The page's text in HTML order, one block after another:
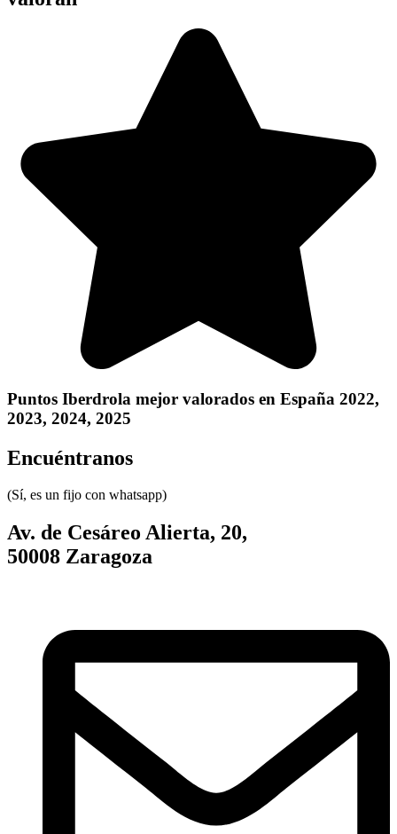
Puntos Iberdrola mejor valorados en España 2022,
2023, 2024, 2025
Encuéntranos
(Sí, es un fijo con whatsapp)
Av. de Cesáreo Alierta, 20,
50008 Zaragoza